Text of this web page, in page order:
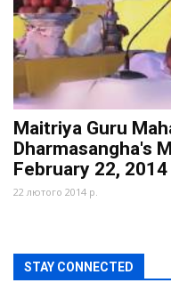
Maitriya Guru
Dharmasangha's
February 22, 2014
22 лютого 2014 р.
STAY CONNECTED